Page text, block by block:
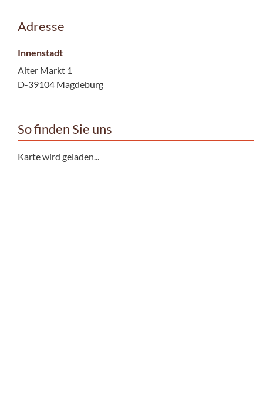
Adresse
Innenstadt
Alter Markt 1
D-39104 Magdeburg
So finden Sie uns
Karte wird geladen...